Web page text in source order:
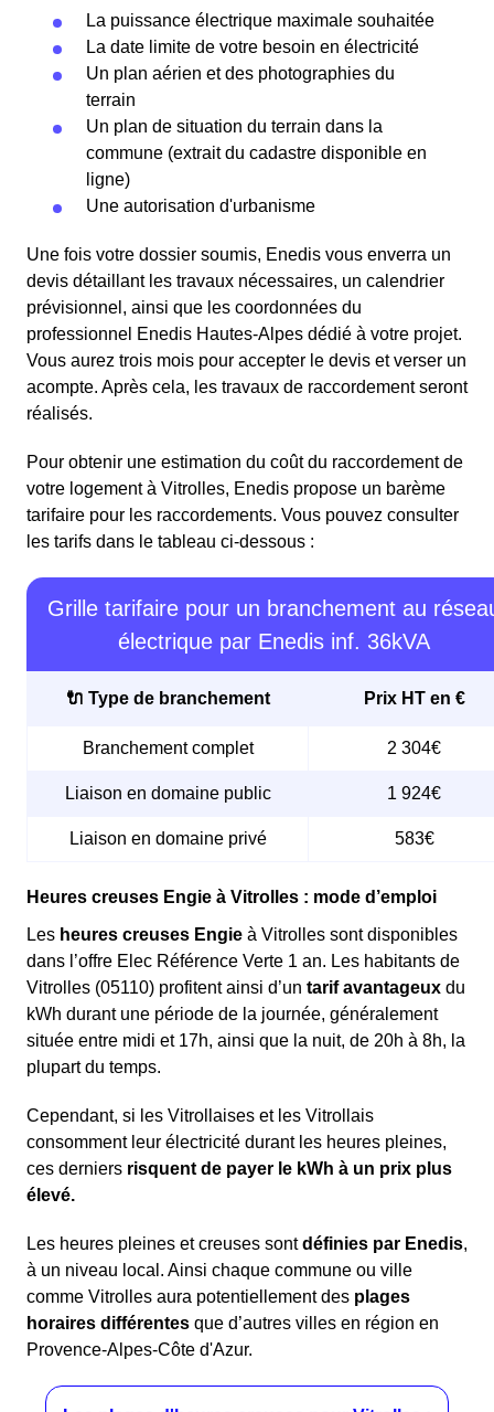
La puissance électrique maximale souhaitée
La date limite de votre besoin en électricité
Un plan aérien et des photographies du
terrain
Un plan de situation du terrain dans la
commune (extrait du cadastre disponible en
ligne)
Une autorisation d'urbanisme
Une fois votre dossier soumis, Enedis vous enverra un
devis détaillant les travaux nécessaires, un calendrier
prévisionnel, ainsi que les coordonnées du
professionnel Enedis Hautes-Alpes dédié à votre projet.
Vous aurez trois mois pour accepter le devis et verser un
acompte. Après cela, les travaux de raccordement seront
réalisés.
Pour obtenir une estimation du coût du raccordement de
votre logement à Vitrolles, Enedis propose un barème
tarifaire pour les raccordements. Vous pouvez consulter
les tarifs dans le tableau ci-dessous :
Grille tarifaire pour un branchement au
électrique par Enedis inf. 36kVA
🔌 Type de branchement Prix HT en €
Branchement complet 2 304€
Liaison en domaine public 1 924€
Liaison en domaine privé 583€
Heures creuses Engie à Vitrolles : mode d’emploi
Les heures creuses Engie à Vitrolles sont disponibles
dans l’offre Elec Référence Verte 1 an. Les habitants de
Vitrolles (05110) profitent ainsi d’un tarif avantageux du
kWh durant une période de la journée, généralement
située entre midi et 17h, ainsi que la nuit, de 20h à 8h, la
plupart du temps.
Cependant, si les Vitrollaises et les Vitrollais
consomment leur électricité durant les heures pleines,
ces derniers risquent de payer le kWh à un prix plus
élevé.
Les heures pleines et creuses sontdéfinies par Enedis,
à un niveau local. Ainsi chaque commune ou ville
comme Vitrolles aura potentiellement des plages
horaires différentes que d’autres villes en région en
Provence-Alpes-Côte d'Azur.